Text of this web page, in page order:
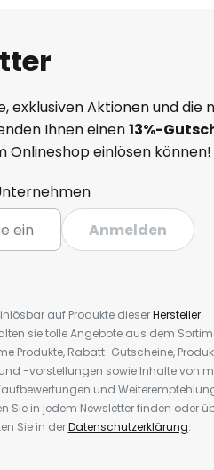
exklusiven Aktionen und die
Ihnen einen13%-
Onlineshop einlösen können!
Anmelden
auf Produkte dieserHersteller.
sie tolle Angebote aus dem
Produkte, Rabatt-Gutscheine,
-vorstellungen sowie Inhalte von
und
in jedem Newsletter finden oder
Sie in derDatenschutzerklärung.